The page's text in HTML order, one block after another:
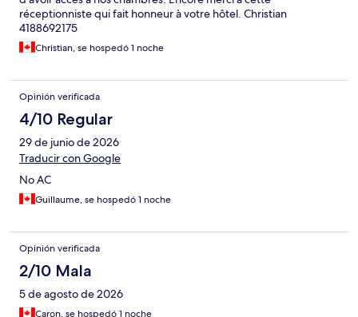
réceptionniste qui fait honneur à votre hôtel. Christian
4188692175
Christian, se hospedó 1 noche
Opinión verificada
4/10 Regular
29 de junio de 2026
Traducir con Google
No AC
Guillaume, se hospedó 1 noche
Opinión verificada
2/10 Mala
5 de agosto de 2026
Caron, se hospedó 1 noche